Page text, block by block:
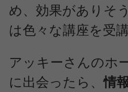
め、効果がありそ
は色々な講座を受
アッキーさんのホ
に出会ったら、情